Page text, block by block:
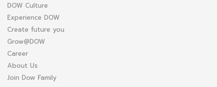
DOW Culture
Experience DOW
Create future you
Grow@DOW
Career
About Us
Join Dow Family